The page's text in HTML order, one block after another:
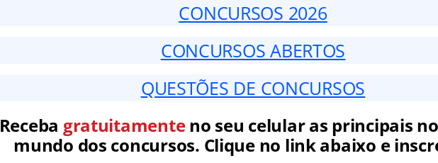
CONCURSOS 2026
CONCURSOS ABERTOS
QUESTÕES DE CONCURSOS
Receba gratuitamenteno seu celular as principais
mundo dos concursos. Clique no link abaixo e